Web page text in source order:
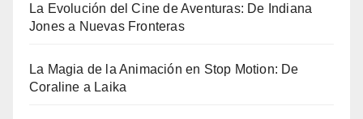
La Evolución del Cine de Aventuras: De Indiana
Jones a Nuevas Fronteras
La Magia de la Animación en Stop Motion: De
Coraline a Laika